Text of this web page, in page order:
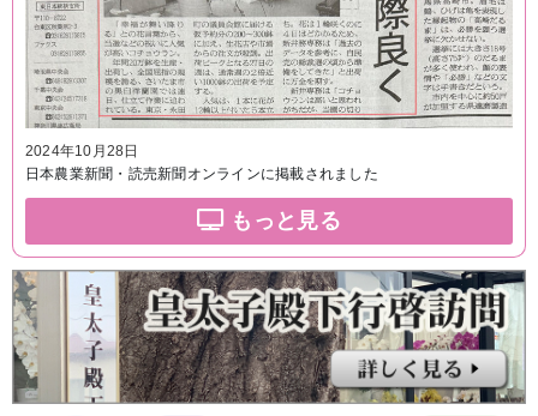
2024年10月28日
日本農業新聞・読売新聞オンラインに掲載されました
もっと見る